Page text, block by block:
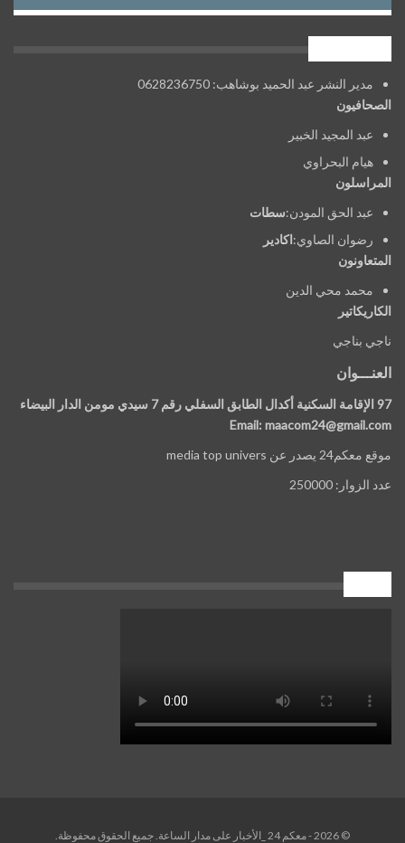
مدير النشر عبد الحميد بوشاهب: 0628236750
الصحافيون
عبد المجيد الخبير
هيام البحراوي
المراسلون
عبد الحق المودن:سطات
رضوان الصاوي:اكادير
المتعاونون
محمد محي الدين
الكاريكاتير
ناجي بناجي
العنـــوان
97 الإقامة السكنية أكدال الطابق السفلي رقم 7 سيدي مومن الدار البيضاء
Email: maacom24@gmail.com
موقع معكم24 يصدر عن media top univers
عدد الزوار: 250000
© 2026 - معكم 24 _الأخبار على مدار الساعة. جميع الحقوق محفوظة.